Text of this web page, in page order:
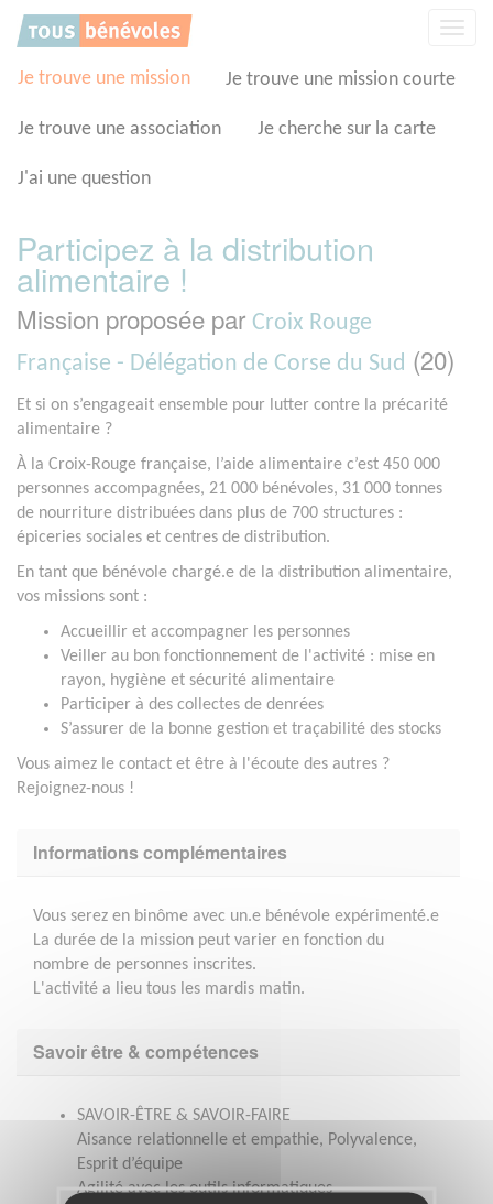
Je trouve une mission Je trouve une mission courte
Je trouve une association Je cherche sur la carte
J'ai une question
Participez à la distribution
alimentaire !
Mission proposée par Croix Rouge
Française - Délégation de Corse du Sud (20)
Et si on s’engageait ensemble pour lutter contre la précarité
alimentaire ?
À la Croix-Rouge française, l’aide alimentaire c’est 450 000
personnes accompagnées, 21 000 bénévoles, 31 000 tonnes
de nourriture distribuées dans plus de 700 structures :
épiceries sociales et centres de distribution.
En tant que bénévole chargé.e de la distribution alimentaire,
vos missions sont :
Accueillir et accompagner les personnes
Veiller au bon fonctionnement de l'activité : mise en
rayon, hygiène et sécurité alimentaire
Participer à des collectes de denrées
S’assurer de la bonne gestion et traçabilité des stocks
Vous aimez le contact et être à l'écoute des autres ?
Rejoignez-nous !
Informations complémentaires
Vous serez en binôme avec un.e bénévole expérimenté.e
La durée de la mission peut varier en fonction du
nombre de personnes inscrites.
L'activité a lieu tous les mardis matin.
Savoir être & compétences
SAVOIR-ÊTRE & SAVOIR-FAIRE
Aisance relationnelle et empathie, Polyvalence,
Esprit d’équipe
Agilité avec les outils informatiques
Panneau de gestion des cookies